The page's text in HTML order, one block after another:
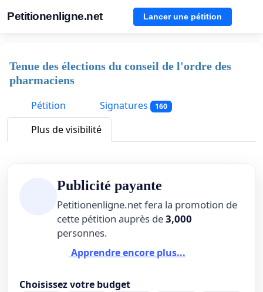
Petitionenligne.net Lancer une pétition
Tenue des élections du conseil de l'ordre des
pharmaciens
Pétition
Signatures 160
Plus de visibilité
Publicité payante
Petitionenligne.net fera la promotion de
cette pétition auprès de3,000
personnes.
Apprendre encore plus...
Choisissez votre budget